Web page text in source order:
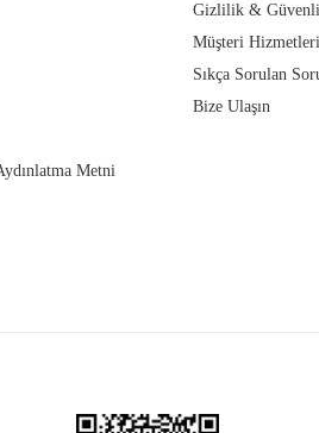
Metni
Gizlilik &
Müşteri Hizmetleri
Sıkça Sorulan
Bize Ulaşın